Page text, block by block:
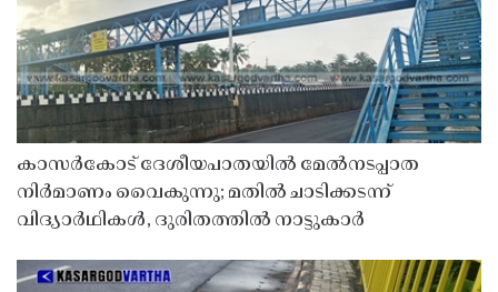
കാസർകോട് ദേശീയപാതയിൽ മേൽനടപ്പാത
നിർമാണം വൈകുന്നു; മതിൽ ചാടിക്കടന്ന്
വിദ്യാർഥികൾ, ദുരിതത്തിൽ നാട്ടുകാർ